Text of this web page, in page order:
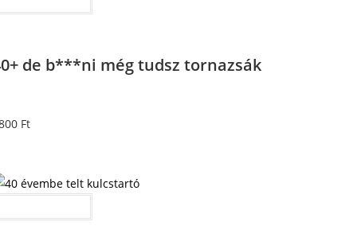
de b***ni még tudsz tornazsák
Ft